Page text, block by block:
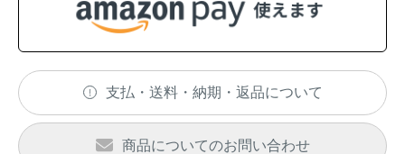
支払・送料・納期・返品について
商品についてのお問い合わせ
閉じる